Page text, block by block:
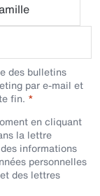
des bulletins
par e-mail et
fin.
en cliquant
la lettre
informations
personnelles
des lettres